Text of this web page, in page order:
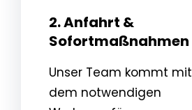
2. Anfahrt &
Sofortmaßnahmen
Unser Team kommt mit
dem notwendigen